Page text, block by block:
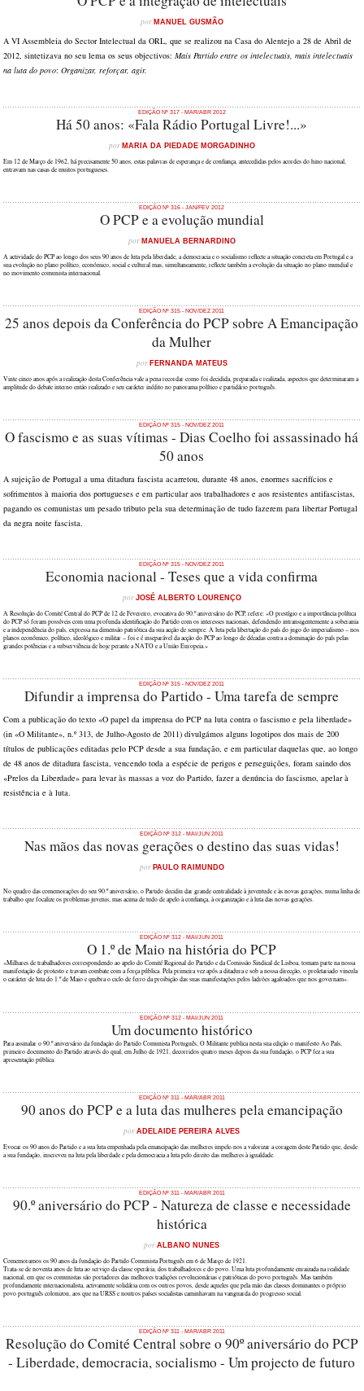
porMANUEL GUSMÃO
A VI Assembleia do Sector Intelectual da ORL, que se realizou na Casa do Alentejo a 28 de Abril de
2012, sintetizava no seu lema os seus objectivos: Mais Partido entre os intelectuais, mais intelectuais
na luta do povo:Organizar, reforçar, agir.
EDIÇÃO Nº 317 - MAR/ABR 2012
Há 50 anos: «Fala Rádio Portugal Livre!...»
porMARIA DA PIEDADE MORGADINHO
Em 12 de Março de 1962, há precisamente 50 anos, estas palavras de esperança e de confiança, antecedidas pelos acordes do hino nacional,
entravam nas casas de muitos portugueses.
EDIÇÃO Nº 316 - JAN/FEV 2012
O PCP e a evolução mundial
porMANUELA BERNARDINO
A actividade do PCP ao longo dos seus 90 anos de luta pela liberdade, a democracia e o socialismo reflecte a situação concreta em Portugal e a
sua evolução no plano político, económico, social e cultural mas, simultaneamente, reflecte também a evolução da situação no plano mundial e
no movimento comunista internacional.
EDIÇÃO Nº 315 - NOV/DEZ 2011
25 anos depois da Conferência do PCP sobre A Emancipação
da Mulher
porFERNANDA MATEUS
Vinte cinco anos após a realização desta Conferência vale a pena recordar como foi decidida, preparada e realizada, aspectos que determinaram a
amplitude do debate interno então realizado e seu carácter inédito no panorama político e partidário português.
EDIÇÃO Nº 315 - NOV/DEZ 2011
O fascismo e as suas vítimas - Dias Coelho foi assassinado há
50 anos
A sujeição de Portugal a uma ditadura fascista acarretou, durante 48 anos, enormes sacrifícios e
sofrimentos à maioria dos portugueses e em particular aos trabalhadores e aos resistentes antifascistas,
pagando os comunistas um pesado tributo pela sua determinação de tudo fazerem para libertar Portugal
da negra noite fascista.
EDIÇÃO Nº 315 - NOV/DEZ 2011
Economia nacional - Teses que a vida confirma
porJOSÉ ALBERTO LOURENÇO
A Resolução do Comité Central do PCP de 12 de Fevereiro, evocativa do 90.º aniversário do PCP, refere: «O prestígio e a importância política
do PCP só foram possíveis com uma profunda identificação do Partido com os interesses nacionais, defendendo intransigentemente a soberania
e a independência do país, expressa na dimensão patriótica da sua acção de sempre. A luta pela libertação do país do jugo do imperialismo – nos
planos económico, político, ideológico e militar – foi e é inseparável da acção do PCP ao longo de décadas contra a dominação do país pelas
grandes potências e a subserviência de hoje perante a NATO e a União Europeia.»
EDIÇÃO Nº 315 - NOV/DEZ 2011
Difundir a imprensa do Partido - Uma tarefa de sempre
Com a publicação do texto «O papel da imprensa do PCP na luta contra o fascismo e pela liberdade»
(in «O Militante», n.º 313, de Julho-Agosto de 2011) divulgámos alguns logotipos dos mais de 200
títulos de publicações editadas pelo PCP desde a sua fundação, e em particular daquelas que, ao longo
de 48 anos de ditadura fascista, vencendo toda a espécie de perigos e perseguições, foram saindo dos
«Prelos da Liberdade» para levar às massas a voz do Partido, fazer a denúncia do fascismo, apelar à
resistência e à luta.
EDIÇÃO Nº 312 - MAI/JUN 2011
Nas mãos das novas gerações o destino das suas vidas!
porPAULO RAIMUNDO
No quadro das comemorações do seu 90.º aniversário, o Partido decidiu dar grande centralidade à juventude e às novas gerações, numa linha de
trabalho que focalize os problemas juvenis, mas acima de tudo de apelo à confiança, à organização e à luta das novas gerações.
EDIÇÃO Nº 312 - MAI/JUN 2011
O 1.º de Maio na história do PCP
«Milhares de trabalhadores correspondendo ao apelo do Comité Regional do Partido e da Comissão Sindical de Lisboa, tomam parte na nossa
manifestação de protesto e travam combate com a força pública. Pela primeira vez após a ditadura e sob a nossa direcção, o proletariado vincula
o carácter de luta do 1.º de Maio e quebra o ciclo de ferro da proibição das suas manifestações pelos ladrões agaloados que nos governam».
EDIÇÃO Nº 312 - MAI/JUN 2011
Um documento histórico
Para assinalar o 90.º aniversário da fundação do Partido Comunista Português, O Militante publica nesta sua edição o manifesto Ao País,
primeiro documento do Partido através do qual, em Julho de 1921, decorridos quatro meses depois da sua fundação, o PCP fez a sua
apresentação pública.
EDIÇÃO Nº 311 - MAR/ABR 2011
90 anos do PCP e a luta das mulheres pela emancipação
porADELAIDE PEREIRA ALVES
Evocar os 90 anos do Partido e a sua luta empenhada pela emancipação das mulheres impele-nos a valorizar a coragem deste Partido que, desde
a sua fundação, inscreveu na luta pela liberdade e pela democracia a luta pelo direito das mulheres à igualdade.
EDIÇÃO Nº 311 - MAR/ABR 2011
90.º aniversário do PCP - Natureza de classe e necessidade
histórica
porALBANO NUNES
Comemoramos os 90 anos da fundação do Partido Comunista Português em 6 de Março de 1921.
Trata-se de noventa anos de luta ao serviço da classe operária, dos trabalhadores e do povo. Uma luta profundamente enraizada na realidade
nacional, em que os comunistas são portadores das melhores tradições revolucionárias e patrióticas do povo português. Mas também
profundamente internacionalista, activamente solidária com os outros povos, desde aqueles que pela mão das classes dominantes o próprio
povo português colonizou, aos que na URSS e noutros países socialistas caminhavam na vanguarda do progresso social.
EDIÇÃO Nº 311 - MAR/ABR 2011
Resolução do Comité Central sobre o 90º aniversário do PCP
- Liberdade, democracia, socialismo - Um projecto de futuro